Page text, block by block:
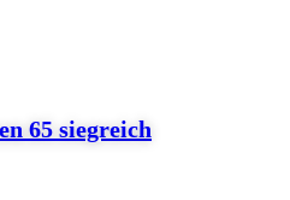
65 siegreich